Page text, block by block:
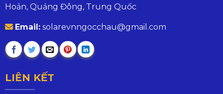
Hoản, Quảng Đông, Trung Quốc
Email:solarevnngocchau@gmail.com
LIÊN KẾT